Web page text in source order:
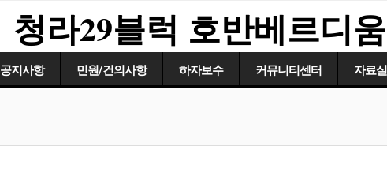
청라29블럭 호반베르디움
공지사항 민원/건의사항 하자보수 커뮤니티센터 자료실